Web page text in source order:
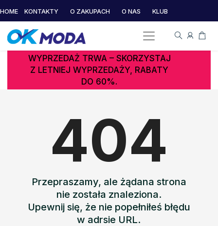
HOME KONTAKTY O ZAKUPACH O NAS KLUB
WYPRZEDAŻ TRWA – SKORZYSTAJ
Z LETNIEJ WYPRZEDAŻY, RABATY
DO 60%.
404
Przepraszamy, ale żądana strona
nie została znaleziona.
Upewnij się, że nie popełniłeś błędu
w adrsie URL.